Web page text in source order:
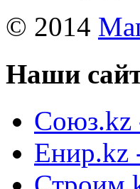
© 2014
Наши
Союз.kz
Енир.kz